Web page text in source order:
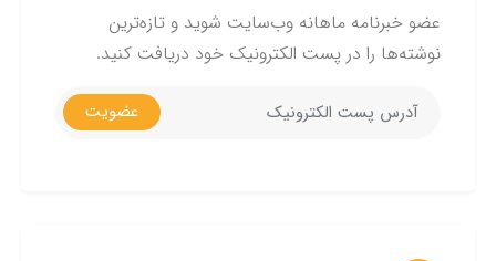
عضو خبرنامه ماهانه وب‌سایت شوید و تازه‌ترین
نوشته‌ها را در پست الکترونیک خود دریافت کنید.
عضویت